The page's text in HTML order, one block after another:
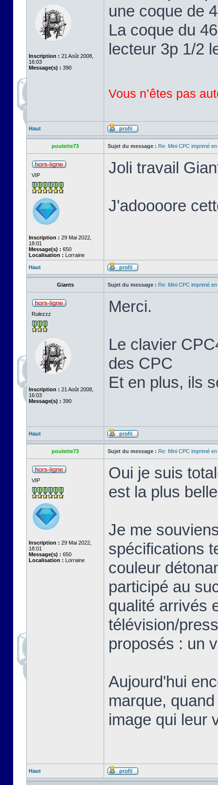
Inscription : 21 Août 2008,
16:03
Message(s) : 390
une coque de
La coque du
lecteur 3p 1/2
Vous n’êtes pas
Haut
poulette73 Sujet du message : Re: Mini CPC imprimé
VIP
Inscription : 29 Mai 2022,
18:01
Message(s) : 650
Localisation : Lorraine
Joli travail
J'adoooore
Haut
Giants Sujet du message : Re: Mini CPC imprimé
Rulezzz
Inscription : 21 Août 2008,
16:03
Message(s) : 390
Merci.
Le clavier
des CPC
Et en plus, ils
Haut
poulette73 Sujet du message : Re: Mini CPC imprimé
VIP
Inscription : 29 Mai 2022,
18:01
Message(s) : 650
Localisation : Lorraine
Oui je suis
est la plus
Je me
spécifications
couleur
participé au
qualité arrivés
télévision/
proposés : un
Aujourd'hui
marque,
image qui leur
Haut